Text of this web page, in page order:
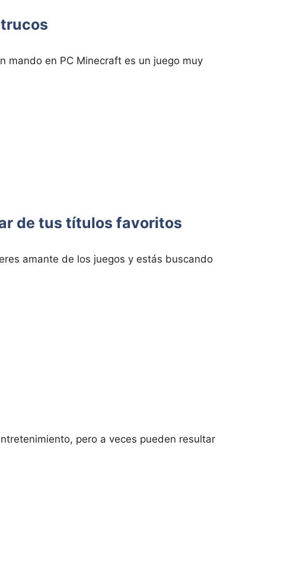
en PC Minecraft es un juego muy
de tus títulos favoritos
amante de los juegos y estás buscando
pero a veces pueden resultar